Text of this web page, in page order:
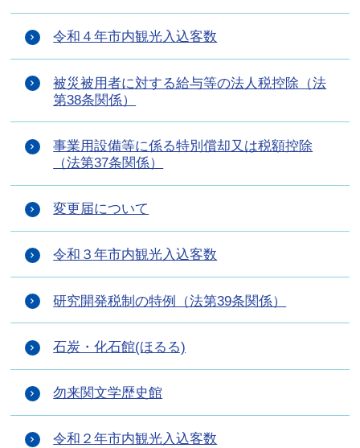
令和４年市内観光入込客数
被災被用者に対する給与等の法人税控除（法
第38条関係）
事業用設備等に係る特別償却又は税額控除
（法第37条関係）
変更届について
令和３年市内観光入込客数
研究開発税制の特例（法第39条関係）
石炭・化石館(ほるる)
勿来関文学歴史館
令和２年市内観光入込客数